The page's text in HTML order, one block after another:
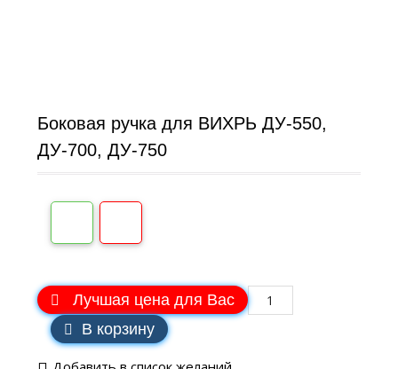
Боковая ручка для ВИХРЬ ДУ-550,
ДУ-700, ДУ-750
Лучшая цена для Вас
В корзину